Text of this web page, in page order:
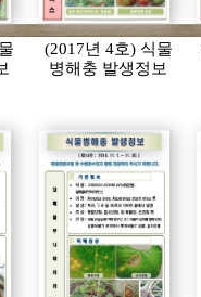
(2017년 4호) 식물
병해충 발생정보